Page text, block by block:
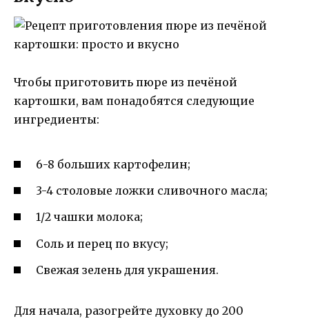
Чтобы приготовить пюре из печёной
картошки, вам понадобятся следующие
ингредиенты:
6-8 больших картофелин;
3-4 столовые ложки сливочного масла;
1/2 чашки молока;
Соль и перец по вкусу;
Свежая зелень для украшения.
Для начала, разогрейте духовку до 200